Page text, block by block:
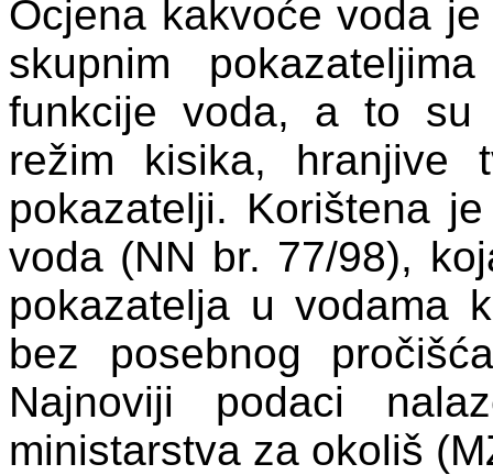
Ocjena kakvoće voda
skupnim
funkcije voda, a to su
režim kisika, hranjive
pokazatelji. Korištena
voda (NN br. 77/98),
pokazatelja u vodama
bez posebnog
Najnoviji podaci
ministarstva za okoliš